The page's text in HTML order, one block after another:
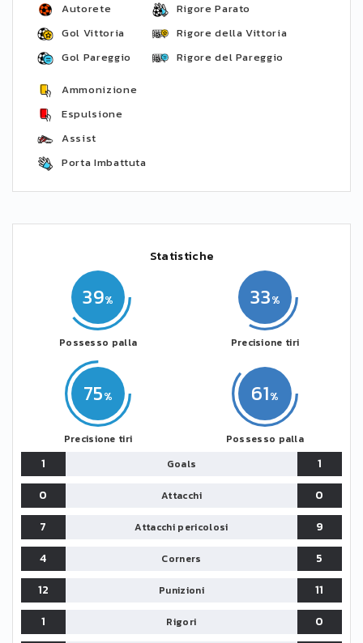
Autorete
Gol Vittoria
Gol Pareggio
Rigore Parato
Rigore della Vittoria
Rigore del Pareggio
Ammonizione
Espulsione
Assist
Porta Imbattuta
Statistiche
39
Possesso palla
75
Precisione tiri
61
Possesso palla
33
Precisione tiri
1 Goals
1
0
Attacchi
0
7
Attacchi pericolosi
9
4
Corners
5
12
Punizioni
11
1
Rigori
0